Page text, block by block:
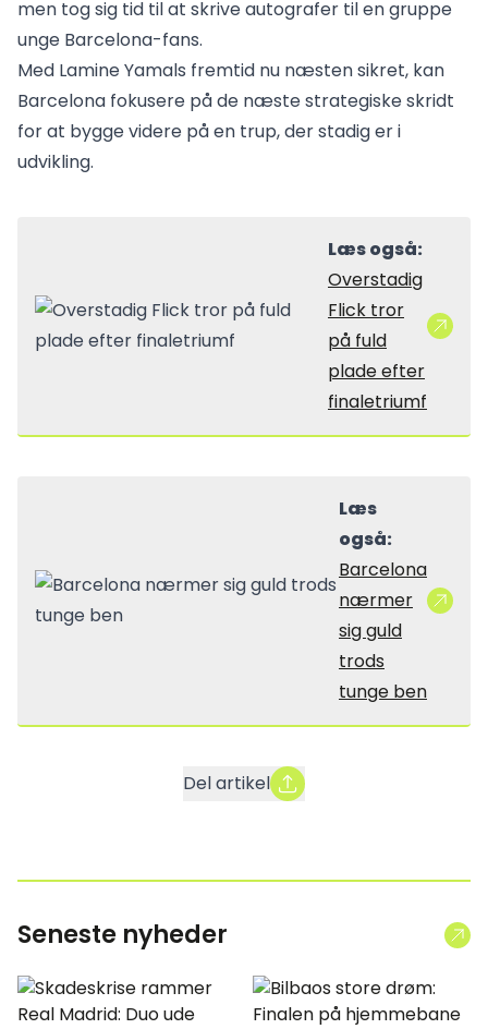
men tog sig tid til at skrive autografer til en gruppe
unge Barcelona-fans.
Med Lamine Yamals fremtid nu næsten sikret, kan
Barcelona fokusere på de næste strategiske skridt
for at bygge videre på en trup, der stadig er i
udvikling.
Læs også:
Overstadig
Flick tror
på fuld
plade efter
finaletriumf
Læs
også:
Barcelona
nærmer
sig guld
trods
tunge ben
Del artikel
Seneste nyheder